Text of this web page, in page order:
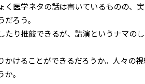
く医学ネタの話は書いているものの、
ろう。
たり推敲できるが、講演というナマの
かけることができるだろうか。人々の
。